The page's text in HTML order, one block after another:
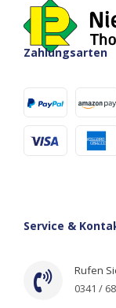
Zahlungsarten
Service &
Rufen
0341 /